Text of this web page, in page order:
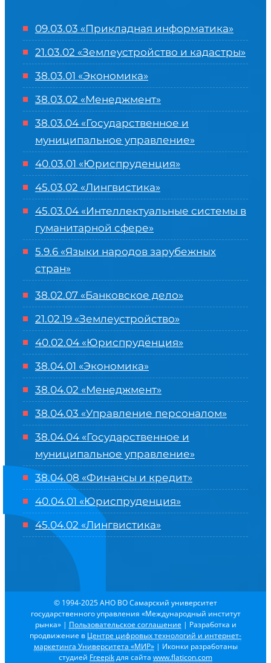
09.03.03 «Прикладная информатика»
21.03.02 «Землеустройство и кадастры»
38.03.01 «Экономика»
38.03.02 «Менеджмент»
38.03.04 «Государственное и
муниципальное управление»
40.03.01 «Юриспруденция»
45.03.02 «Лингвистика»
45.03.04 «Интеллектуальные системы в
гуманитарной сфере»
5.9.6 «Языки народов зарубежных
стран»
38.02.07 «Банковское дело»
21.02.19 «Землеустройство»
40.02.04 «Юриспруденция»
38.04.01 «Экономика»
38.04.02 «Менеджмент»
38.04.03 «Управление персоналом»
38.04.04 «Государственное и
муниципальное управление»
38.04.08 «Финансы и кредит»
40.04.01 «Юриспруденция»
45.04.02 «Лингвистика»
© 1994-2025 АНО ВО Самарский университет
государственного управления «Международный институт
рынка» | Пользовательское соглашение | Разработка и
продвижение в Центре цифровых технологий и интернет-
маркетинга Университета «МИР»| Иконки разработаны
студией Freepikдля сайта www.flaticon.com